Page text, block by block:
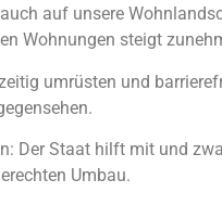
auf unsere
Wohnungen steigt
umrüsten und
Der Staat hilft mit und
Umbau.